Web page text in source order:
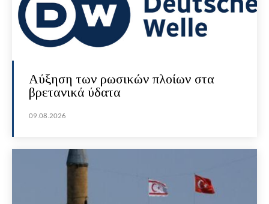
Αύξηση των ρωσικών πλοίων στα
βρετανικά ύδατα
09.08.2026